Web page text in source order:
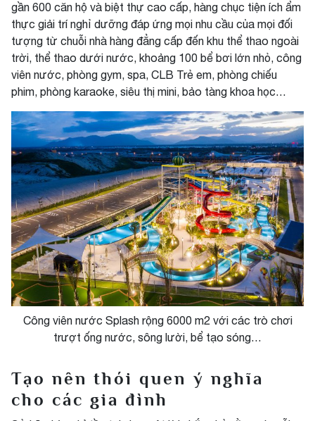
gần 600 căn hộ và biệt thự cao cấp, hàng chục tiện ích ẩm
thực giải trí nghỉ dưỡng đáp ứng mọi nhu cầu của mọi đối
tượng từ chuỗi nhà hàng đẳng cấp đến khu thể thao ngoài
trời, thể thao dưới nước, khoảng 100 bể bơi lớn nhỏ, công
viên nước, phòng gym, spa, CLB Trẻ em, phòng chiếu
phim, phòng karaoke, siêu thị mini, bảo tàng khoa học…
Công viên nước Splash rộng 6000 m2 với các trò chơi
trượt ống nước, sông lười, bể tạo sóng…
Tạo nên thói quen ý nghĩa
cho các gia đình